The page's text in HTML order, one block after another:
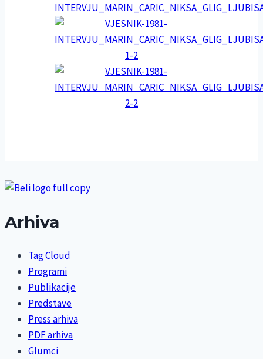
Arhiva
Tag Cloud
Programi
Publikacije
Predstave
Press arhiva
PDF arhiva
Glumci